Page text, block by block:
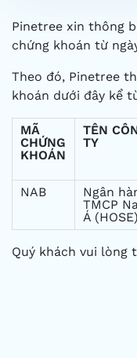
Pinetree xin thông
chứng khoán từ
Theo đó, Pinetree
khoán dưới đây kể
MÃ
CHỨNG
KHOÁN
TÊN
TY
NAB
Ngân
TMCP
Á (HOSE)
Quý khách vui lòng